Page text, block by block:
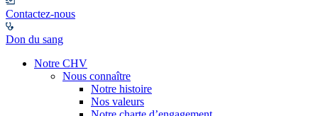
Contactez-nous
Don du sang
Notre CHV
Nous connaître
Notre histoire
Nos valeurs